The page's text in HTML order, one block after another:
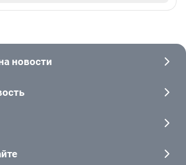
новости